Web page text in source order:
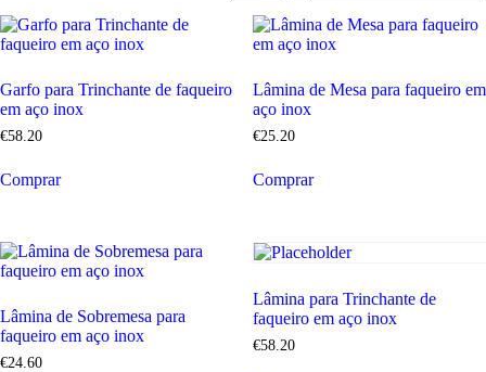
Garfo para Trinchante de faqueiro
em aço inox
€58.20
Comprar
Lâmina de Mesa para faqueiro em
aço inox
€25.20
Comprar
Lâmina de Sobremesa para
faqueiro em aço inox
€24 60
Lâmina para Trinchante de
faqueiro em aço inox
€58. 20